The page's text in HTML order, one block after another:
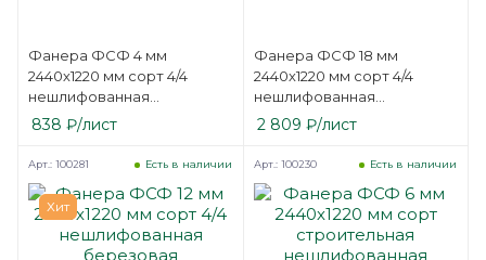
Фанера ФСФ 4 мм
2440х1220 мм сорт 4/4
нешлифованная
березовая
838 ₽/лист
Фанера ФСФ 18 мм
2440х1220 мм сорт 4/4
нешлифованная
березовая
2 809 ₽/лист
Хит
Есть в наличии
Арт.: 100281 Есть в наличии
Арт.: 100230